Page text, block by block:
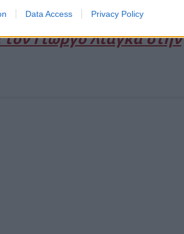
Data Access Privacy Policy
Γιώργο Λιάγκα στην